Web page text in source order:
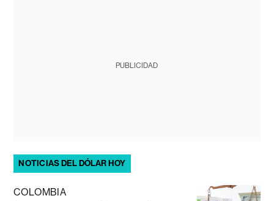
PUBLICIDAD
NOTICIAS DEL DÓLAR HOY
COLOMBIA